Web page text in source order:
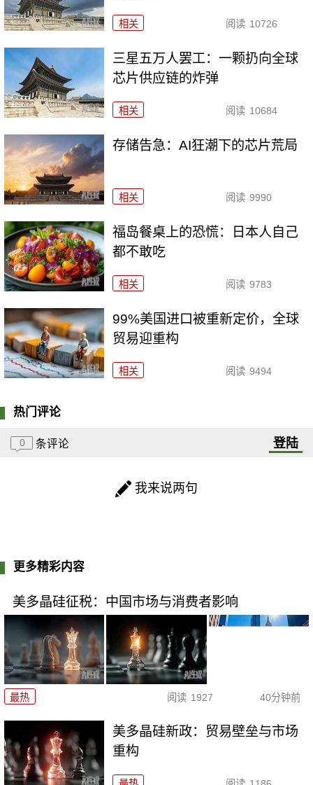
相关 阅读 10726
三星五万人罢工：一颗扔向全球
芯片供应链的炸弹
相关 阅读 10684
存储告急：AI狂潮下的芯片荒局
相关 阅读 9990
福岛餐桌上的恐慌：日本人自己
都不敢吃
相关 阅读 9783
99%美国进口被重新定价，全球
贸易迎重构
相关 阅读 9494
热门评论
0 条评论 登陆
我来说两句
更多精彩内容
美多晶硅征税：中国市场与消费者影响
最热 阅读 1927 40分钟前
美多晶硅新政：贸易壁垒与市场
重构